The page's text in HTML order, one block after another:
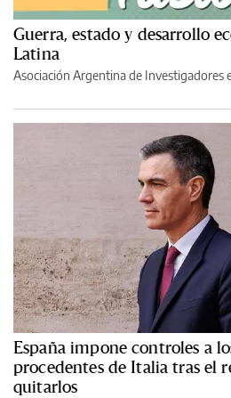
Guerra, estado y desarrollo
Latina
Asociación Argentina de Investigadores
España impone controles a
procedentes de Italia tras el
quitarlos